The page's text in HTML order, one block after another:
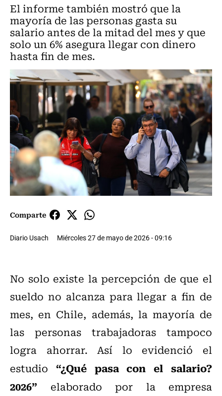
El informe también mostró que la
mayoría de las personas gasta su
salario antes de la mitad del mes y que
solo un 6% asegura llegar con dinero
hasta fin de mes.
Comparte
Diario Usach Miércoles 27 de mayo de 2026 - 09:16
No solo existe la percepción de que el
sueldo no alcanza para llegar a fin de
mes, en Chile, además, la mayoría de
las personas trabajadoras tampoco
logra ahorrar. Así lo evidenció el
estudio “¿Qué pasa con el salario?
2026” elaborado por la empresa